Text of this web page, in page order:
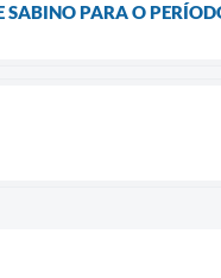
SABINO PARA O